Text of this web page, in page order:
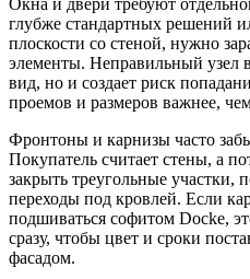
глубже стандартных решений
плоскости со стеной, нужно
элементы. Неправильный узел
вид, но и создает риск
проемов и размеров важнее,
Фронтоны и карнизы часто
Покупатель считает стены, а
закрыть треугольные участки,
переходы под кровлей. Если
подшиваться софитом Docke,
сразу, чтобы цвет и сроки
фасадом.